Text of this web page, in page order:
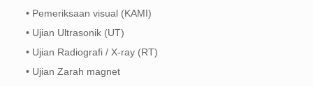
• Pemeriksaan visual (KAMI)
• Ujian Ultrasonik (UT)
• Ujian Radiografi / X-ray (RT)
• Ujian Zarah magnet